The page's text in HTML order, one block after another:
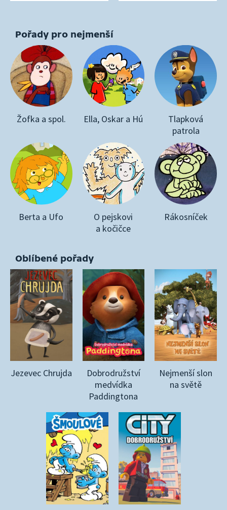
Pořady pro nejmenší
Žofka a spol. Ella, Oskar a Hú
Tlapková
patrola
Berta a Ufo
O pejskovi
a kočičce
Rákosníček
Oblíbené pořady
Jezevec Chrujda
Dobrodružství
medvídka
Paddingtona
Nejmenší slon
na světě